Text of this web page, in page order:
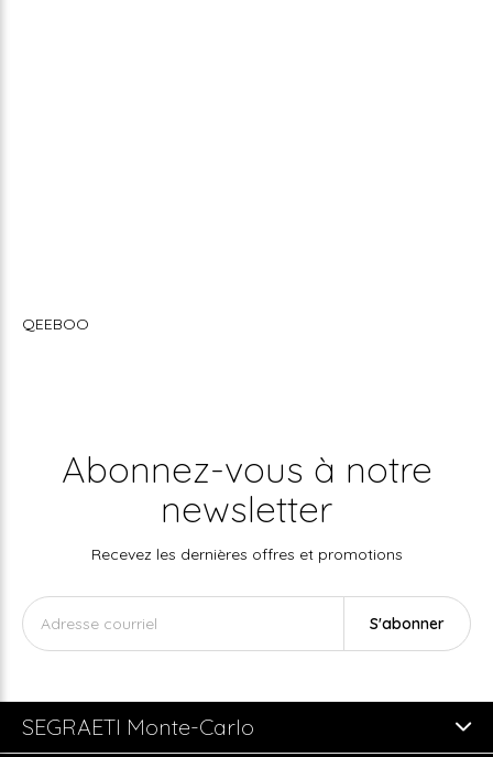
QEEBOO
Abonnez-vous à notre
newsletter
Recevez les dernières offres et promotions
S'abonner
SEGRAETI Monte-Carlo